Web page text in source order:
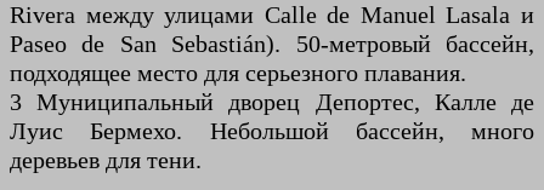
Rivera между улицами Calle de Manuel Lasala и
Paseo de San Sebastián). 50-метровый бассейн,
подходящее место для серьезного плавания.
3 Муниципальный дворец Депортес, Калле де
Луис Бермехо. Небольшой бассейн, много
деревьев для тени.